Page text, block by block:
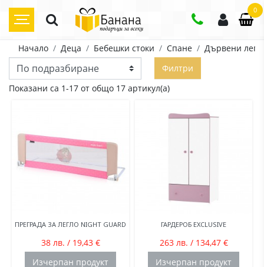
0
Начало Деца Бебешки стоки Спане
Дървени
Филтри
Показани са 1-17 от общо 17 артикул(а)
ПРЕГРАДА ЗА ЛЕГЛО NIGHT GUARD
38 лв. / 19,43 €
Изчерпан продукт
ГАРДЕРОБ ЕXCLUSIVE
263 лв. / 134,47 €
Изчерпан продукт